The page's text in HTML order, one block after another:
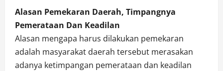
Alasan Pemekaran Daerah, Timpangnya
Pemerataan Dan Keadilan
Alasan mengapa harus dilakukan pemekaran
adalah masyarakat daerah tersebut merasakan
adanya ketimpangan pemerataan dan keadilan